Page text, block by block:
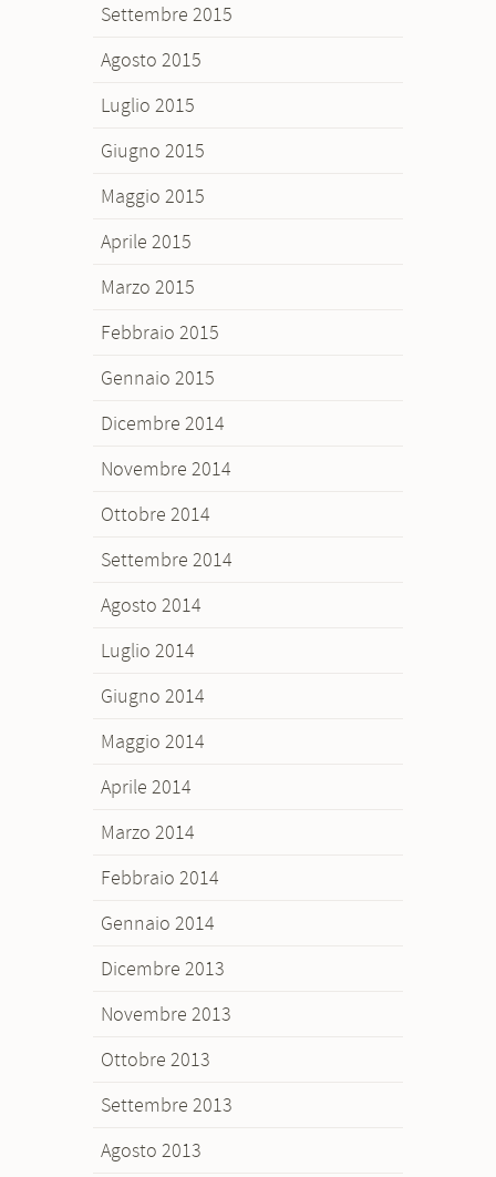
Settembre 2015
Agosto 2015
Luglio 2015
Giugno 2015
Maggio 2015
Aprile 2015
Marzo 2015
Febbraio 2015
Gennaio 2015
Dicembre 2014
Novembre 2014
Ottobre 2014
Settembre 2014
Agosto 2014
Luglio 2014
Giugno 2014
Maggio 2014
Aprile 2014
Marzo 2014
Febbraio 2014
Gennaio 2014
Dicembre 2013
Novembre 2013
Ottobre 2013
Settembre 2013
Agosto 2013